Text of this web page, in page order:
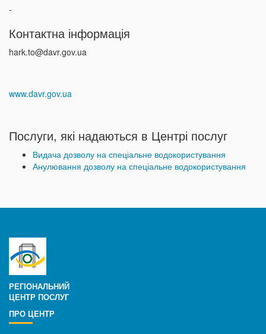
-
Контактна інформація
hark.to@davr.gov.ua
www.davr.gov.ua
Послуги, які надаються в Центрі послуг
Видача дозволу на спеціальне водокористування
Анулювання дозволу на спеціальне водокористування
РЕГІОНАЛЬНИЙ
ЦЕНТР ПОСЛУГ
ПРО ЦЕНТР